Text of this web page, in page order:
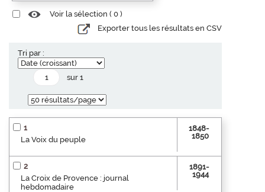
Voir la sélection ( 0 )
Exporter tous les résultats en CSV
Tri par :
sur 1
1
La Voix du peuple
1848-
1850
2
La Croix de Provence : journal
hebdomadaire
1891-
1944